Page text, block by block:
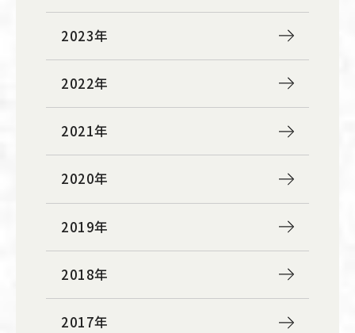
2023年
2022年
2021年
2020年
2019年
2018年
2017年